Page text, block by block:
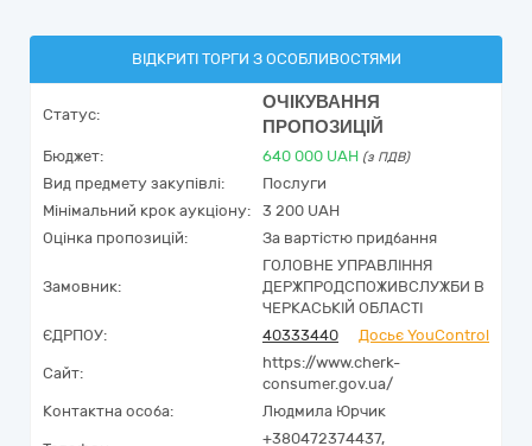
ВІДКРИТІ ТОРГИ З ОСОБЛИВОСТЯМИ
Статус:
ОЧІКУВАННЯ
ПРОПОЗИЦІЙ
Бюджет: 640 000 UAH (з ПДВ)
Вид предмету закупівлі:
Послуги
Мінімальний крок аукціону:
3 200 UAH
Оцінка пропозицій:
За вартістю придбання
Замовник:
ГОЛОВНЕ УПРАВЛІННЯ
ДЕРЖПРОДСПОЖИВСЛУЖБИ В
ЧЕРКАСЬКІЙ ОБЛАСТІ
ЄДРПОУ:
40333440 Досьє YouControl
Сайт:
https://www.cherk-
consumer.gov.ua/
Контактна особа:
Людмила Юрчик
+380472374437,